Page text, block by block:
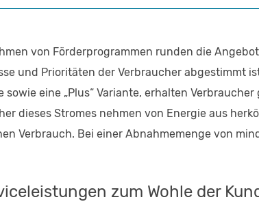
von Förderprogrammen runden die
und Prioritäten der Verbraucher abgestimmt
eine „Plus“ Variante, erhalten
dieses Stromes nehmen von Energie aus
Verbrauch. Bei einer Abnahmemenge von
zum Wohle der